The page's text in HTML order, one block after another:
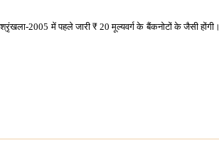
श्रृंखला-2005 में पहले जारी₹20 मूल्यवर्ग के बैंकनोटों के जैसी